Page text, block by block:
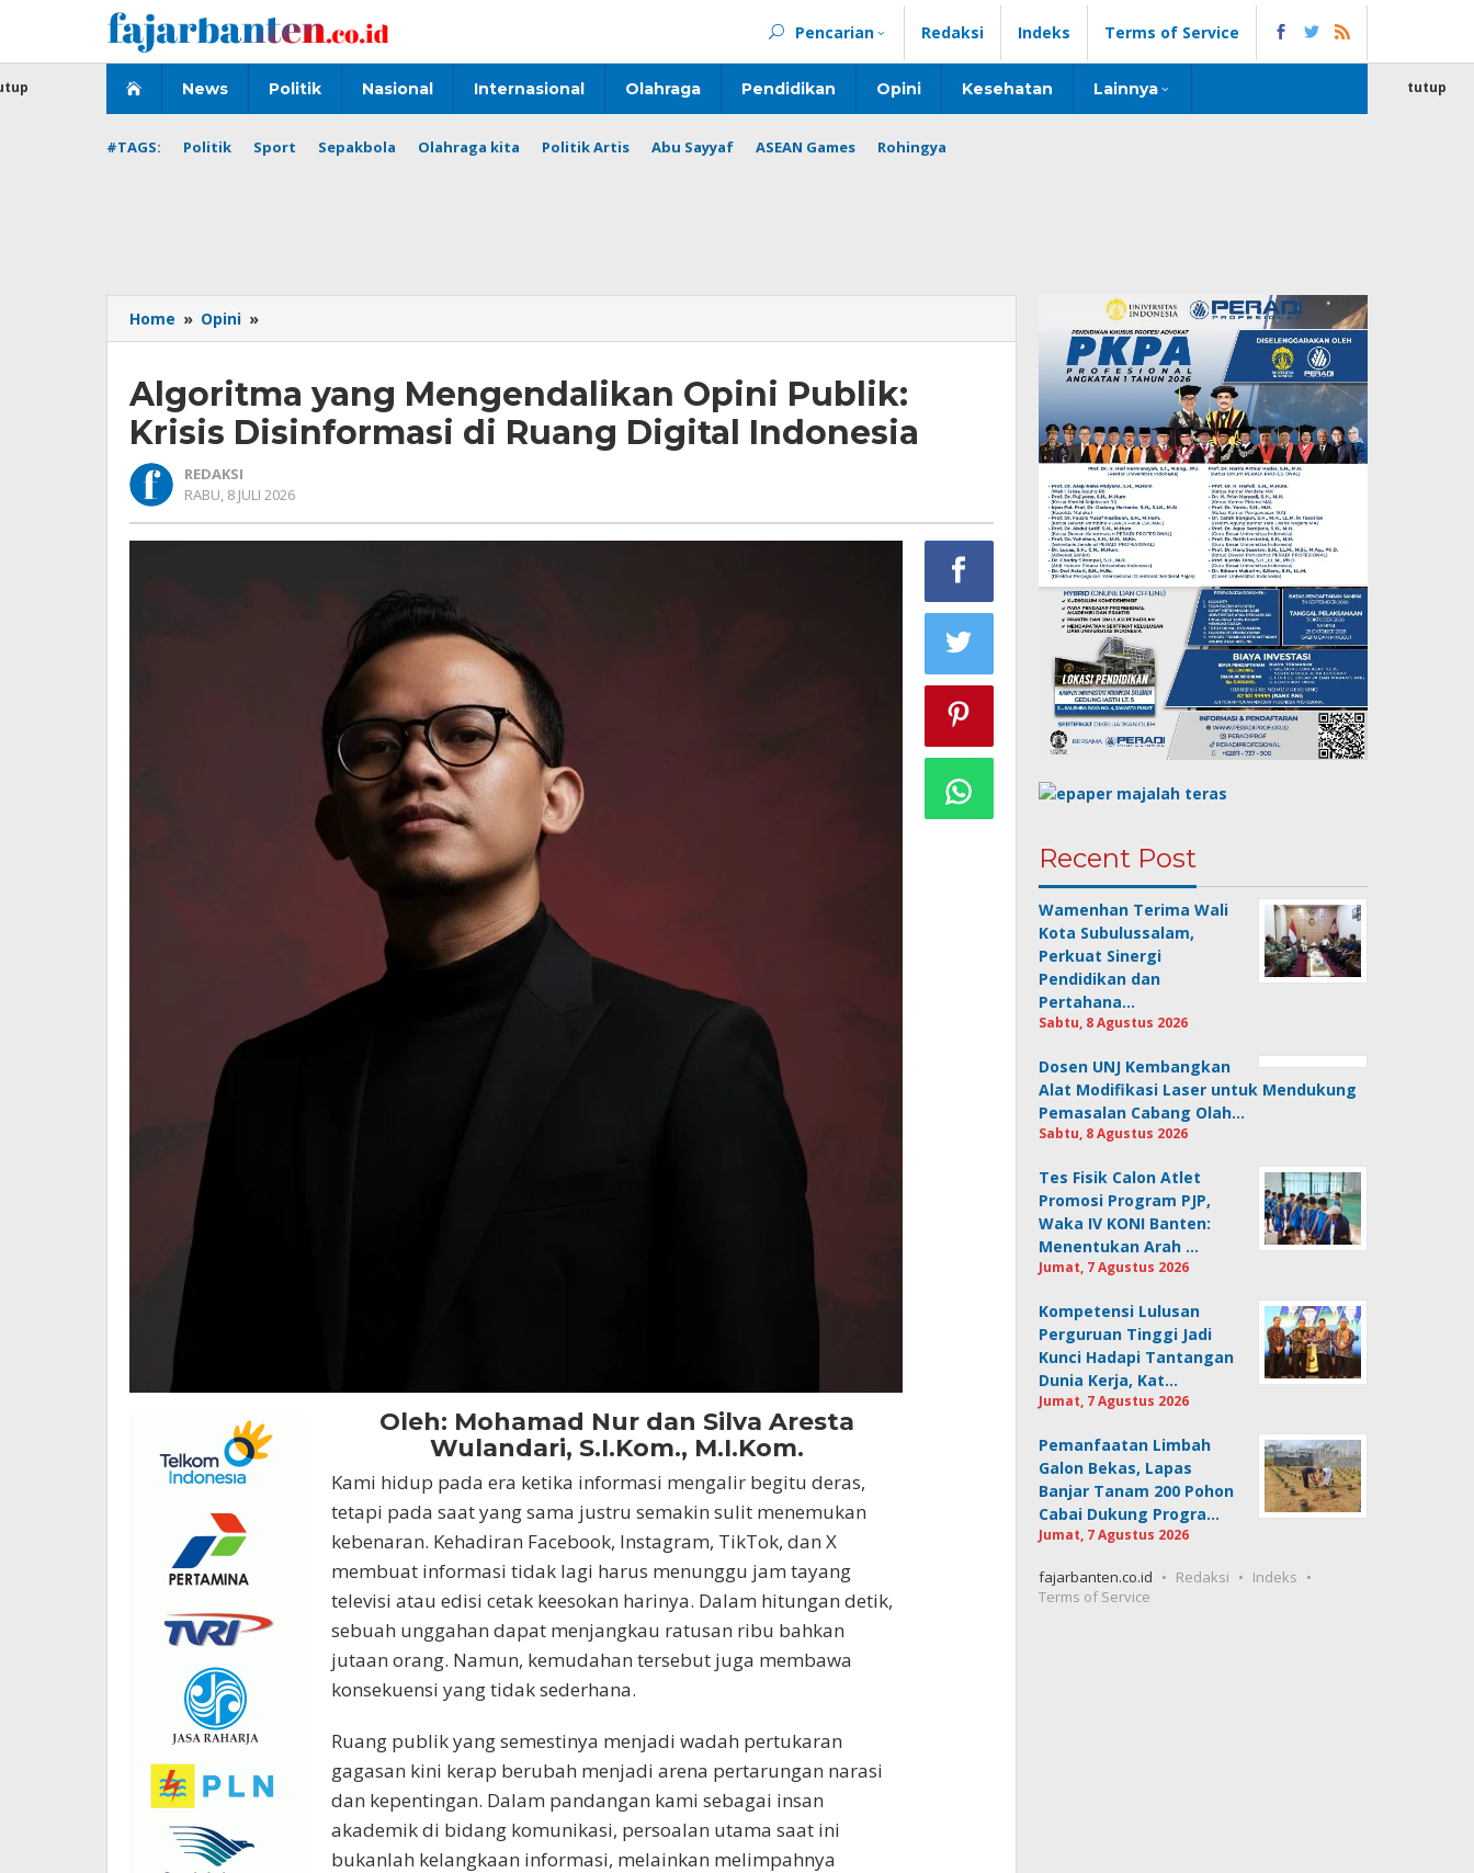
Pencarian Redaksi Indeks Terms of Service
News Politik Nasional Internasional Olahraga Pendidikan Opini Kesehatan Lainnya
#TAGS: Politik Sport Sepakbola Olahraga kita Politik Artis Abu Sayyaf ASEAN Games Rohingya
tutup
Home » Opini »
yang
Opini
Publik:
Krisis
Ruang
Digital
Indonesia
Algoritma yang Mengendalikan Opini Publik:
Krisis Disinformasi di Ruang Digital Indonesia
REDAKSI
RABU, 8 JULI 2026
Oleh: Mohamad Nur dan Silva Aresta
Wulandari, S.I.Kom., M.I.Kom.
Kami hidup pada era ketika informasi mengalir begitu deras,
tetapi pada saat yang sama justru semakin sulit menemukan
kebenaran. Kehadiran Facebook, Instagram, TikTok, dan X
membuat informasi tidak lagi harus menunggu jam tayang
televisi atau edisi cetak keesokan harinya. Dalam hitungan detik,
sebuah unggahan dapat menjangkau ratusan ribu bahkan
jutaan orang. Namun, kemudahan tersebut juga membawa
konsekuensi yang tidak sederhana.
Ruang publik yang semestinya menjadi wadah pertukaran
gagasan kini kerap berubah menjadi arena pertarungan narasi
dan kepentingan. Dalam pandangan kami sebagai insan
akademik di bidang komunikasi, persoalan utama saat ini
bukanlah kelangkaan informasi, melainkan melimpahnya
Recent Post
Wamenhan Terima Wali
Kota Subulussalam,
Perkuat Sinergi
Pendidikan dan
Pertahana…
Sabtu, 8 Agustus 2026
Dosen UNJ Kembangkan
Alat Modifikasi Laser untuk Mendukung
Pemasalan Cabang Olah…
Sabtu, 8 Agustus 2026
Tes Fisik Calon Atlet
Promosi Program PJP,
Waka IV KONI Banten:
Menentukan Arah …
Jumat, 7 Agustus 2026
Kompetensi Lulusan
Perguruan Tinggi Jadi
Kunci Hadapi Tantangan
Dunia Kerja, Kat…
Jumat, 7 Agustus 2026
Pemanfaatan Limbah
Galon Bekas, Lapas
Banjar Tanam 200 Pohon
Cabai Dukung Progra…
Jumat, 7 Agustus 2026
fajarbanten.co.id Redaksi
Indeks
Terms of Service